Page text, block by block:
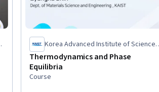
Korea Advanced Institute of Science
and Technology(KAIST)
Thermodynamics and Phase
Equilibria
Course